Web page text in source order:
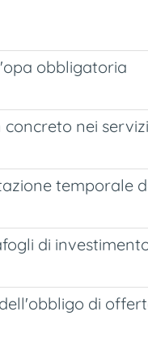
obbligatoria
nei
temporale
di
di